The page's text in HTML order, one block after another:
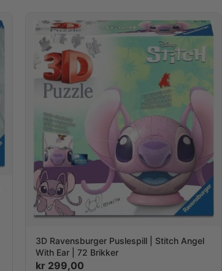
3D Ravensburger Puslespill | Stitch Angel
With Ear | 72 Brikker
kr 299,00